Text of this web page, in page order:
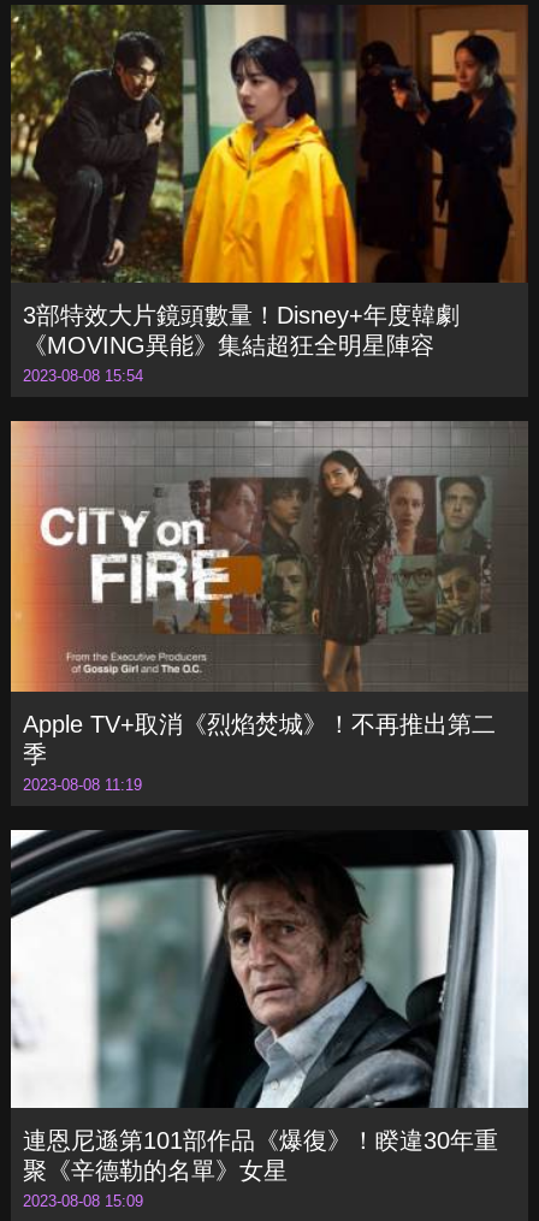
3部特效大片鏡頭數量！Disney+年度韓劇
《MOVING異能》集結超狂全明星陣容
2023-08-08 15:54
Apple TV+取消《烈焰焚城》！不再推出第二
連恩尼遜第101部作品《爆復》！睽違30年重
聚《辛德勒的名單》女星
2023-08-08 15:09